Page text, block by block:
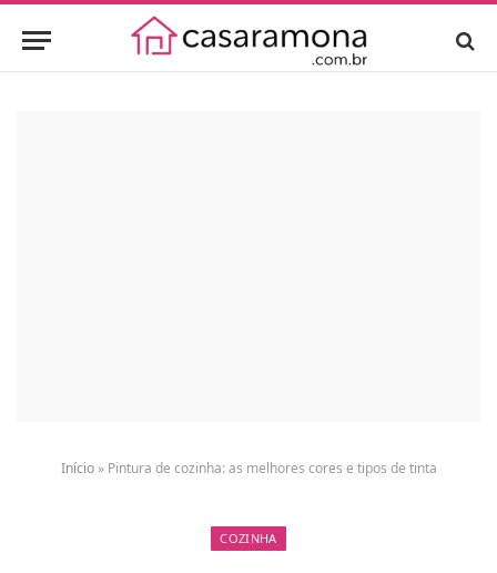
Início» Pintura de cozinha: as melhores cores e tipos de tinta
COZINHA